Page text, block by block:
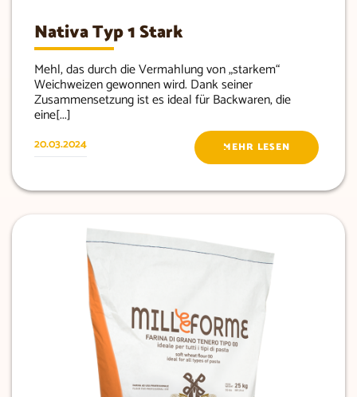
Nativa Typ 1 Stark
Mehl, das durch die Vermahlung von „starkem“
Weichweizen gewonnen wird. Dank seiner
Zusammensetzung ist es ideal für Backwaren, die
eine[...]
20.03.2024 MEHR LESEN